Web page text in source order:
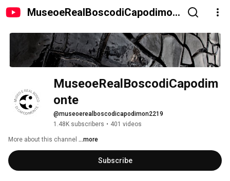
MuseoeRealBoscodiCapodimon
MuseoeRealBoscodiCapodim
onte
@museoerealboscodicapodimon2219
1.48K subscribers • 401 videos
More about this channel ...more
Subscribe